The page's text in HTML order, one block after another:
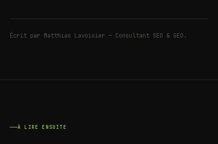
Écrit par Matthias Lavoisier — Consultant SEO & GEO .
À LIRE ENSUITE